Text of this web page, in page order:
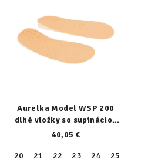
Aurelka Model WSP 200
dlhé vložky so supináciou
päty
40,05 €
20 21 22 23 24 25